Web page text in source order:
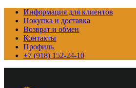
Информация для клиентов
Покупка и доставка
Возврат и обмен
Контакты
Профиль
+7 (918) 152-24-10